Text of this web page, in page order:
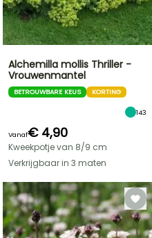
Alchemilla mollis Thriller -
Vrouwenmantel
BETROUWBARE KEUS KORTING
143
Vanaf€ 4,90
Kweekpotje van 8/9 cm
Verkrijgbaar in 3 maten